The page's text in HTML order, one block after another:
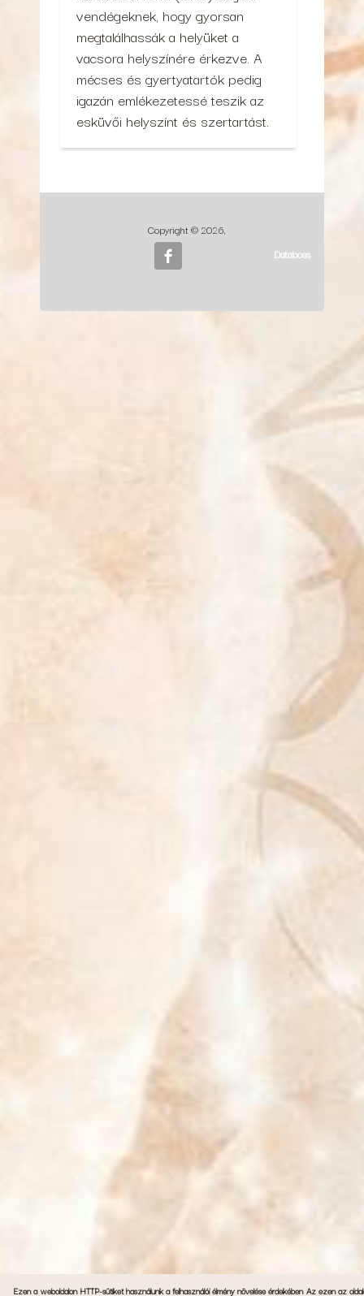
vendégeknek, hogy gyorsan
megtalálhassák a helyüket a
vacsora helyszínére érkezve. A
mécses és gyertyatartók pedig
igazán emlékezetessé teszik az
esküvői helyszínt és szertartást.
Copyright © 2026,
Databoss
Ezen a weboldalon HTTP-sütiket használunk a felhasználói élmény növelése érdekében Az ezen az